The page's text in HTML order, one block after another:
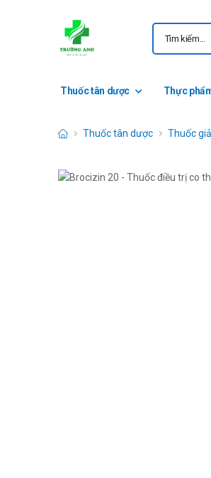
Thuốc tân dược Thực
Thuốc tân dược Thuốc